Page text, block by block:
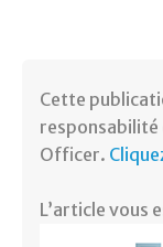
Cette
responsabilité
Officer.
L’article vous